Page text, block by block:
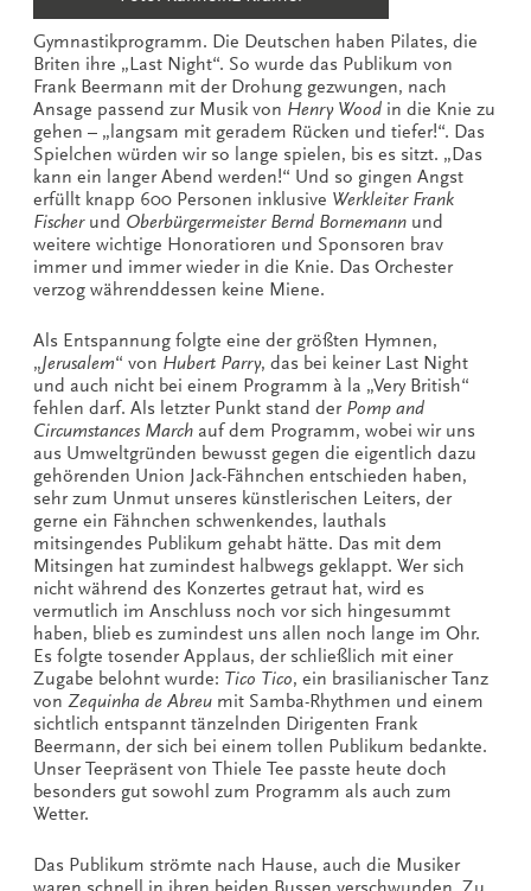
Gymnastikprogramm. Die Deutschen haben Pilates, die
Briten ihre „Last Night“. So wurde das Publikum von
Frank Beermann mit der Drohung gezwungen, nach
Ansage passend zur Musik von Henry Wood in die Knie zu
gehen – „langsam mit geradem Rücken und tiefer!“. Das
Spielchen würden wir so lange spielen, bis es sitzt. „Das
kann ein langer Abend werden!“ Und so gingen Angst
erfüllt knapp 600 Personen inklusive Werkleiter Frank
Fischerund Oberbürgermeister Bernd Bornemann und
weitere wichtige Honoratioren und Sponsoren brav
immer und immer wieder in die Knie. Das Orchester
verzog währenddessen keine Miene.
Als Entspannung folgte eine der größten Hymnen,
„Jerusalem“ von Hubert Parry, das bei keiner Last Night
und auch nicht bei einem Programm à la „Very British“
fehlen darf. Als letzter Punkt stand der Pomp and
Circumstances March auf dem Programm, wobei wir uns
aus Umweltgründen bewusst gegen die eigentlich dazu
gehörenden Union Jack-Fähnchen entschieden haben,
sehr zum Unmut unseres künstlerischen Leiters, der
gerne ein Fähnchen schwenkendes, lauthals
mitsingendes Publikum gehabt hätte. Das mit dem
Mitsingen hat zumindest halbwegs geklappt. Wer sich
nicht während des Konzertes getraut hat, wird es
vermutlich im Anschluss noch vor sich hingesummt
haben, blieb es zumindest uns allen noch lange im Ohr.
Es folgte tosender Applaus, der schließlich mit einer
Zugabe belohnt wurde: Tico Tico, ein brasilianischer Tanz
von Zequinha de Abreu mit Samba-Rhythmen und einem
sichtlich entspannt tänzelnden Dirigenten Frank
Beermann, der sich bei einem tollen Publikum bedankte.
Unser Teepräsent von Thiele Tee passte heute doch
besonders gut sowohl zum Programm als auch zum
Wetter.
Das Publikum strömte nach Hause, auch die Musiker